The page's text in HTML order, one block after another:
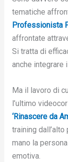
tematiche
Professionista
affrontate
Si tratta di
anche integrare
Ma il lavoro di
l’ultimo
‘Rinascere da
training
mano la
emotiva.